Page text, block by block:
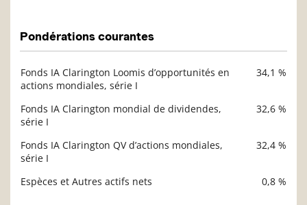
Description
Pondérations courantes
DescriptionValeur liquidative
Fonds IA Clarington Loomis d’opportunités en
actions mondiales, série I
34,1 %
Fonds IA Clarington mondial de dividendes,
série I
32,6 %
Fonds IA Clarington QV d’actions mondiales,
série I
32,4 %
Espèces et Autres actifs nets 0,8 %